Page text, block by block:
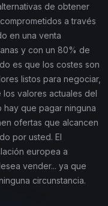
de obtener
a través
en una venta
y con un 80% de
es que los costes son
listos para negociar,
valores actuales del
hay que pagar ninguna
ofertas que alcancen
por usted. El
europea a
vender... ya que
circunstancia.